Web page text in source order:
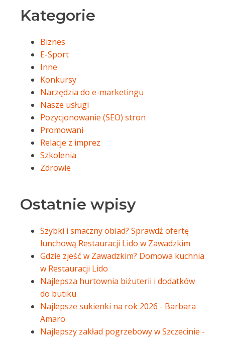
Kategorie
Biznes
E-Sport
Inne
Konkursy
Narzędzia do e-marketingu
Nasze usługi
Pozycjonowanie (SEO) stron
Promowani
Relacje z imprez
Szkolenia
Zdrowie
Ostatnie wpisy
Szybki i smaczny obiad? Sprawdź ofertę
lunchową Restauracji Lido w Zawadzkim
Gdzie zjeść w Zawadzkim? Domowa kuchnia
w Restauracji Lido
Najlepsza hurtownia biżuterii i dodatków
do butiku
Najlepsze sukienki na rok 2026 - Barbara
Amaro
Najlepszy zakład pogrzebowy w Szczecinie -